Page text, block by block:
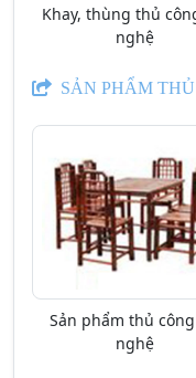
Khay, thùng thủ
nghệ
SẢN PHẨM
Sản phẩm thủ
nghệ